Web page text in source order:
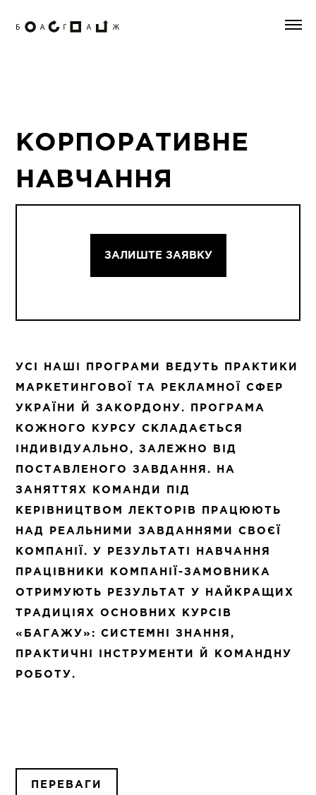
КОРПОРАТИВНЕ
НАВЧАННЯ
ЗАЛИШТЕ ЗАЯВКУ
УСІ НАШІ ПРОГРАМИ ВЕДУТЬ ПРАКТИКИ
МАРКЕТИНГОВОЇ ТА РЕКЛАМНОЇ СФЕР
УКРАЇНИ Й ЗАКОРДОНУ. ПРОГРАМА
КОЖНОГО КУРСУ СКЛАДАЄТЬСЯ
ІНДИВІДУАЛЬНО, ЗАЛЕЖНО ВІД
ПОСТАВЛЕНОГО ЗАВДАННЯ. НА
ЗАНЯТТЯХ КОМАНДИ ПІД
КЕРІВНИЦТВОМ ЛЕКТОРІВ ПРАЦЮЮТЬ
НАД РЕАЛЬНИМИ ЗАВДАННЯМИ СВОЄЇ
КОМПАНІЇ. У РЕЗУЛЬТАТІ НАВЧАННЯ
ПРАЦІВНИКИ КОМПАНІЇ-ЗАМОВНИКА
ОТРИМУЮТЬ РЕЗУЛЬТАТ У НАЙКРАЩИХ
ТРАДИЦІЯХ ОСНОВНИХ КУРСІВ
«БАГАЖУ»: СИСТЕМНІ ЗНАННЯ,
ПРАКТИЧНІ ІНСТРУМЕНТИ Й КОМАНДНУ
РОБОТУ.
ПЕРЕВАГИ